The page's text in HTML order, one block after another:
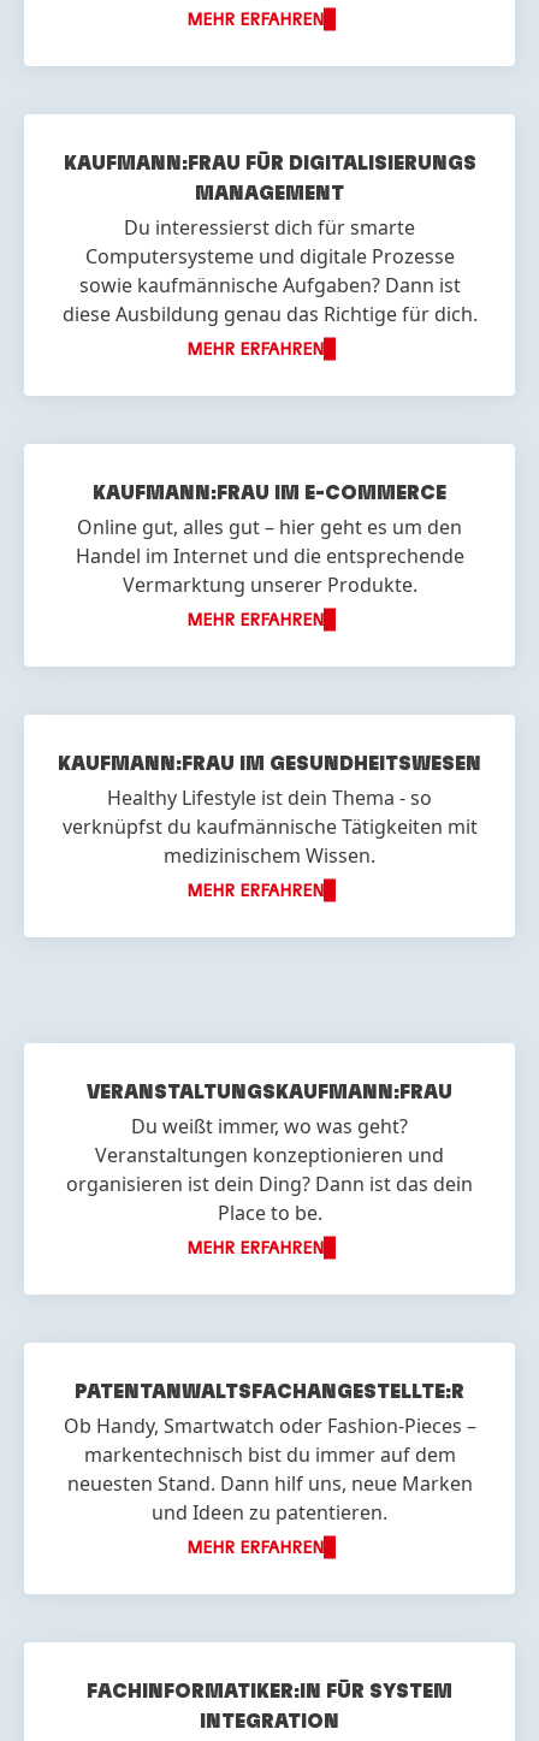
MEHR ERFAHREN
KAUFMANN:FRAU FÜR DIGITALISIERUNGS
MANAGEMENT
Du interessierst dich für smarte
Computersysteme und digitale Prozesse
sowie kaufmännische Aufgaben? Dann ist
diese Ausbildung genau das Richtige für dich.
MEHR ERFAHREN
KAUFMANN:FRAU IM E-COMMERCE
Online gut, alles gut – hier geht es um den
Handel im Internet und die entsprechende
Vermarktung unserer Produkte.
MEHR ERFAHREN
KAUFMANN:FRAU IM GESUNDHEITSWESEN
Healthy Lifestyle ist dein Thema - so
verknüpfst du kaufmännische Tätigkeiten mit
medizinischem Wissen.
MEHR ERFAHREN
VERANSTALTUNGS KAUFMANN:FRAU
Du weißt immer, wo was geht?
Veranstaltungen konzeptionieren und
organisieren ist dein Ding? Dann ist das dein
Place to be.
MEHR ERFAHREN
PATENTANWALTS FACHANGESTELLTE:R
Ob Handy, Smartwatch oder Fashion-Pieces –
markentechnisch bist du immer auf dem
neuesten Stand. Dann hilf uns, neue Marken
und Ideen zu patentieren.
MEHR ERFAHREN
FACH
INFORMATIKER:IN FÜR SYSTEM
INTEGRATION